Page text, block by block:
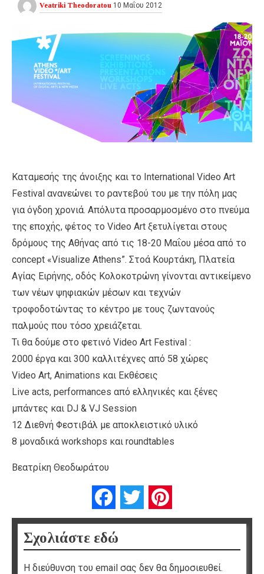
Veatriki Theodoratou 10 Μαΐου 2012
Καταμεσής της άνοιξης και το International Video Art
Festival ανανεώνει το ραντεβού του με την πόλη μας
για όγδοη χρονιά. Απόλυτα προσαρμοσμένο στο πνεύμα
της εποχής, φέτος το Video Art ξετυλίγεται στους
δρόμους της Αθήνας από τις 18-20 Μαΐου μέσα από το
concept «Visualize Athens”. Στοά Κουρτάκη, Πλατεία
Αγίας Ειρήνης, οδός Κολοκοτρώνη γίνονται αντικείμενο
των νέων ψηφιακών μέσων και τεχνών
τροφοδοτώντας το κέντρο με τους ζωντανούς
παλμούς που τόσο χρειάζεται.
Τι θα δούμε στο φετινό Videο Art Festival :
2000 έργα και 300 καλλιτέχνες από 58 χώρες
Video Art, Animations και Εκθέσεις
Live acts, performances από ελληνικές και ξένες
μπάντες και DJ & VJ Session
12 Διεθνή Φεστιβάλ με αποκλειστικό υλικό
8 μοναδικά workshops και roundtables
Βεατρίκη Θεοδωράτου
FacebookTwitter
Σχολιάστε εδώ
Η διεύθυνση του email σας δεν θα δημοσιευθεί.